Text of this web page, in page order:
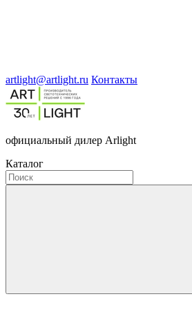
artlight@artlight.ru Контакты
официальный дилер Arlight
Каталог